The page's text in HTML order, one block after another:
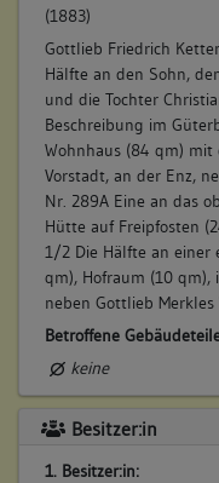
(1883)
Gottlieb Friedrich
Hälfte an den Sohn,
und die Tochter
Beschreibung im
Wohnhaus (84 qm)
Vorstadt, an der Enz,
Nr. 289A Eine an das
Hütte auf Freipfosten
1/2 Die Hälfte an einer
qm), Hofraum (10 qm),
neben Gottlieb
Betroffene
keine
Besitzer:in
1. Besitzer:in: